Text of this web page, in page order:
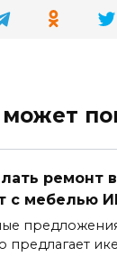
ремонт
с мебелью
предлагает